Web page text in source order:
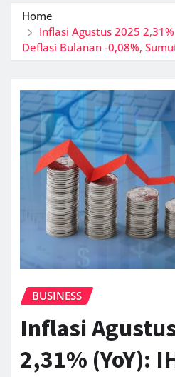
Home
Inflasi Agustus 2025
Deflasi Bulanan -0,08%,
BUSINESS
Inflasi
2,31% (YoY):